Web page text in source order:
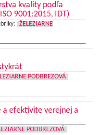
kvality podľa
9001:2015, IDT)
ŽELEZIARNE
PODBREZOVÁ
a efektivite verejnej a
PODBREZOVÁ